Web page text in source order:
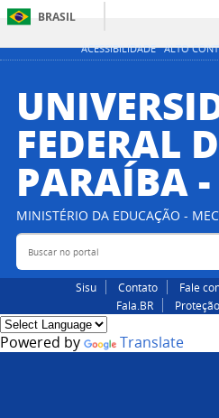
ACESSIBILIDADE ALTO
BRASIL
FEDERAL
PARAÍBA
MINISTÉRIO DA EDUCAÇÃO - MEC
Buscar no portal
Sisu Contato
Fale
Fala.BR
Powered by Translate